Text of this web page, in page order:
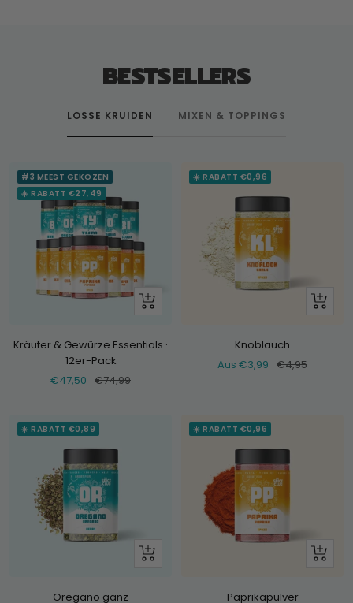
BESTSELLERS
LOSSE KRUIDEN MIXEN & TOPPINGS
#3 MEEST GEKOZEN
☀️ RABATT €27,49
+
Kräuter & Gewürze Essentials ·
12er-Pack
Verkaufspreis
€47,50 Normaler
€74,99
☀️ RABATT €0,96
Schau
Knoblauch
Verkaufspreis
Aus €3,99 Normaler
€4,95
☀️ RABATT €0,89
+
Oregano ganz
☀️ RABATT €0,96
Schau
Paprikapulver